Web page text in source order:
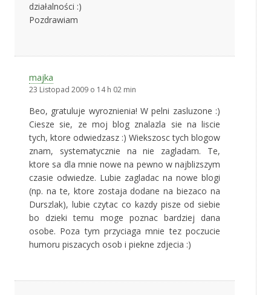
działalności :)
Pozdrawiam
majka
23 Listopad 2009 o 14 h 02 min
Beo, gratuluje wyroznienia! W pelni zasluzone :)
Ciesze sie, ze moj blog znalazla sie na liscie
tych, ktore odwiedzasz :) Wiekszosc tych blogow
znam, systematycznie na nie zagladam. Te,
ktore sa dla mnie nowe na pewno w najblizszym
czasie odwiedze. Lubie zagladac na nowe blogi
(np. na te, ktore zostaja dodane na biezaco na
Durszlak), lubie czytac co kazdy pisze od siebie
bo dzieki temu moge poznac bardziej dana
osobe. Poza tym przyciaga mnie tez poczucie
humoru piszacych osob i piekne zdjecia :)